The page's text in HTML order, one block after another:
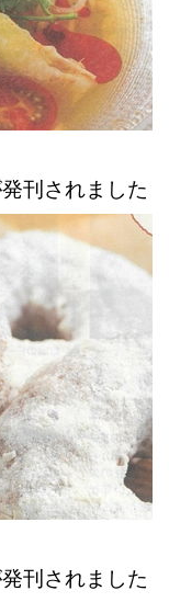
刊されました
刊されました